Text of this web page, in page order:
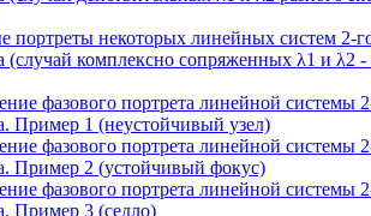
портреты некоторых линейных систем 2-
(случай комплексно сопряженных λ1 и λ2 -
фазового портрета линейной системы
Пример 1 (неустойчивый узел)
фазового портрета линейной системы
Пример 2 (устойчивый фокус)
фазового портрета линейной системы
Пример 3 (седло)